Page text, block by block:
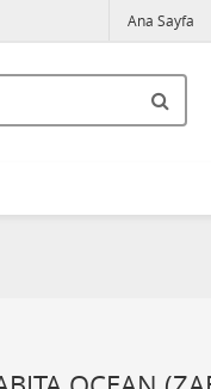
Ana Sayfa